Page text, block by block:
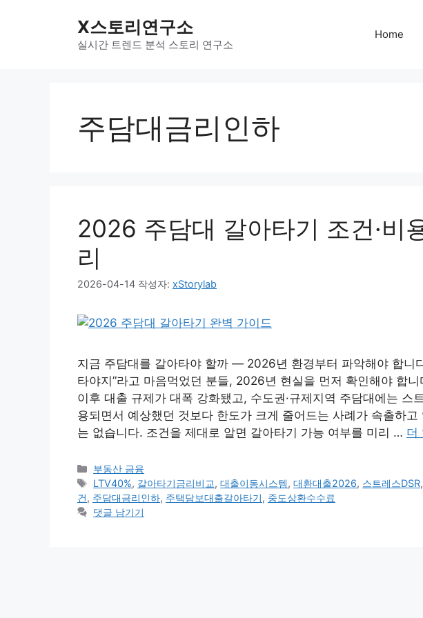
X스토리연구소
실시간 트렌드 분석 스토리 연구소
Home
주담대금리인하
2026 주담대 갈아타기 조건·비
리
2026-04-14 작성자: xStorylab
지금 주담대를 갈아타야 할까 — 2026년 환경부터 파악해야 합니
타야지”라고 마음먹었던 분들, 2026년 현실을 먼저 확인해야 합
이후 대출 규제가 대폭 강화됐고, 수도권·규제지역 주담대에는 스
용되면서 예상했던 것보다 한도가 크게 줄어드는 사례가 속출하
는 없습니다. 조건을 제대로 알면 갈아타기 가능 여부를 미리 … 더
카
테
고
리
부동산 금융
태
그
LTV40%, 갈아타기금리비교,대출이동시스템,대환대출2026, 스트레스DSR,
건, 주담대금리인하, 주택담보대출갈아타기, 중도상환수수료
댓글 남기기